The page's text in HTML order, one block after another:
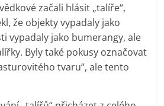
začali hlásit „talíře“,
že objekty vypadaly jako
vypadaly jako bumerangy, ale
Byly také pokusy označovat
tvaru“, ale tento